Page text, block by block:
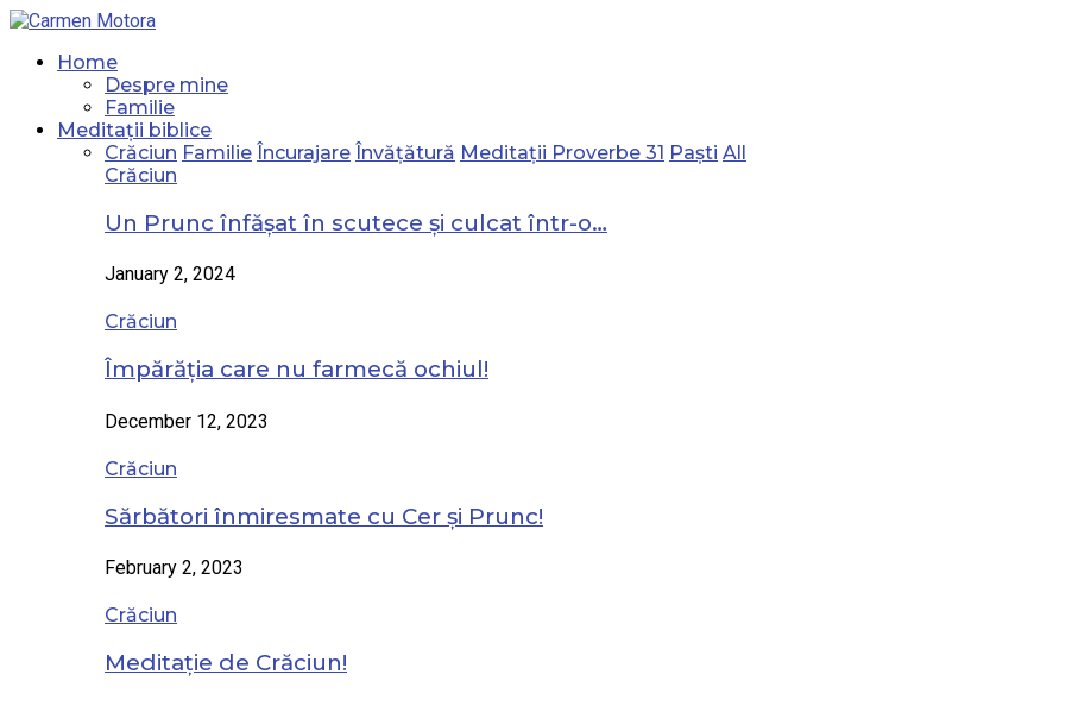
Home
Despre mine
Familie
Meditații biblice
Crăciun Familie Încurajare Învățătură Meditații Proverbe 31 Paști All
Crăciun
Un Prunc înfășat în scutece și culcat într-o…
January 2, 2024
Crăciun
Împărăția care nu farmecă ochiul!
December 12, 2023
Crăciun
Sărbători înmiresmate cu Cer și Prunc!
February 2, 2023
Crăciun
Meditație de Crăciun!